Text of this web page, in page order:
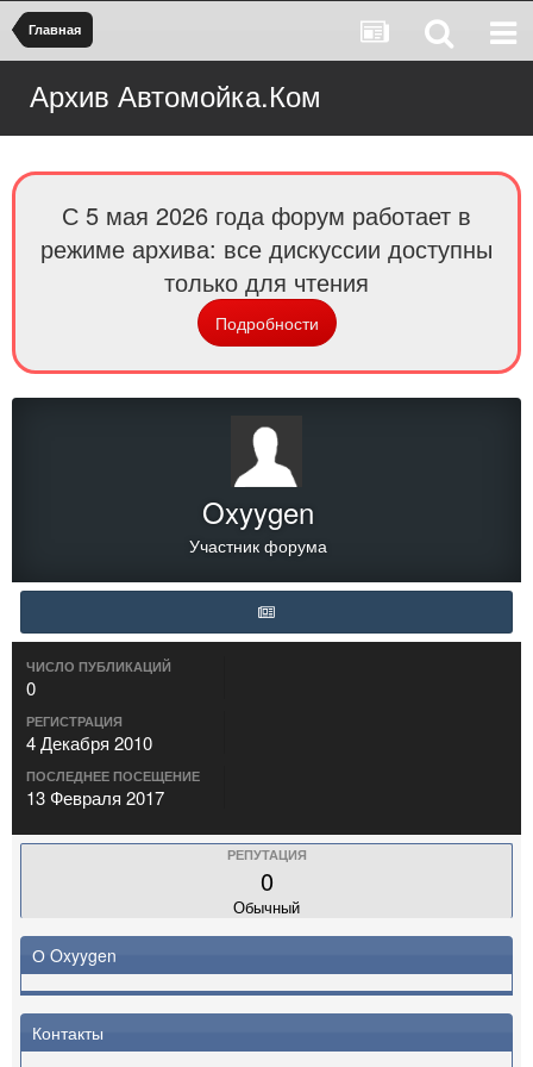
Главная
Архив Автомойка.Ком
С 5 мая 2026 года форум работает в
режиме архива: все дискуссии доступны
только для чтения
Подробности
Oxyygen
Участник форума
ЧИСЛО ПУБЛИКАЦИЙ
0
РЕГИСТРАЦИЯ
4 Декабря 2010
ПОСЛЕДНЕЕ ПОСЕЩЕНИЕ
13 Февраля 2017
РЕПУТАЦИЯ
0
Обычный
О Oxyygen
Контакты